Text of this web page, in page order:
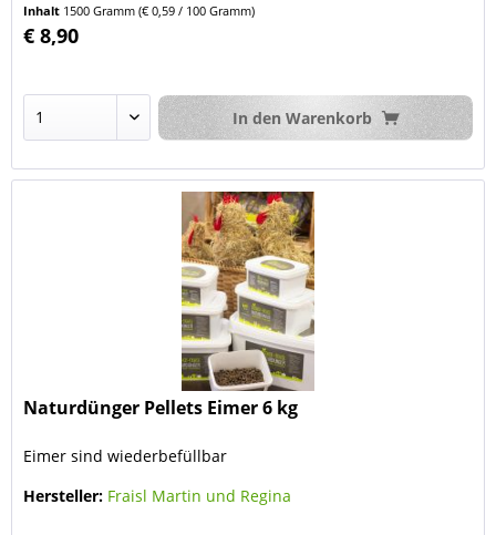
Inhalt 1500 Gramm(€ 0,59 / 100 Gramm)
€ 8,90
In den Warenkorb
Naturdünger Pellets Eimer 6 kg
Eimer sind wiederbefüllbar
Hersteller: Fraisl Martin und Regina